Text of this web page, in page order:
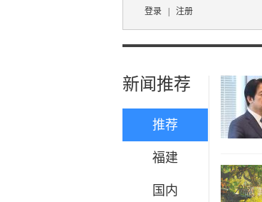
登录 注册
新闻推荐
推荐
福建
国内